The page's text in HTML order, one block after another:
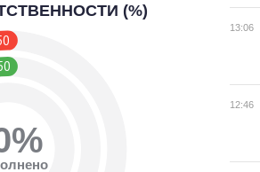
(%)
13:06
12:46